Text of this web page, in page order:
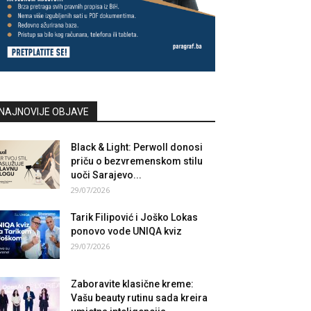
OBJAVE
Black & Light: Perwoll donosi
priču o bezvremenskom stilu
uoči Sarajevo...
29/07/2026
Tarik Filipović i Joško Lokas
ponovo vode UNIQA kviz
29/07/2026
Zaboravite klasične kreme:
Vašu beauty rutinu sada kreira